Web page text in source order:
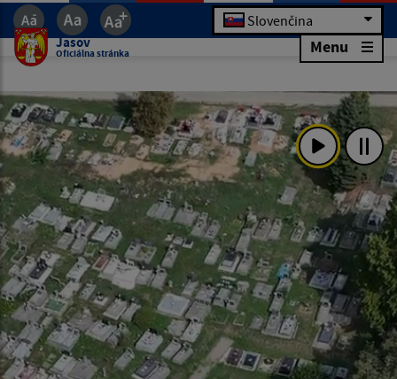
Slovenčina
Jasov
Oficiálna stránka Menu